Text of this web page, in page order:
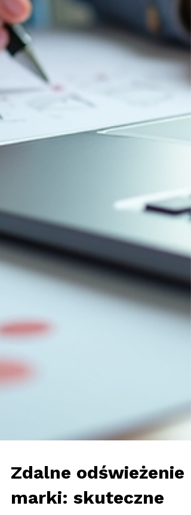
Zdalne odświeżenie